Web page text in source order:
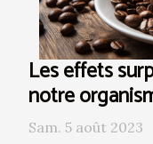
Les effets
notre
Sam. 5 août 2023